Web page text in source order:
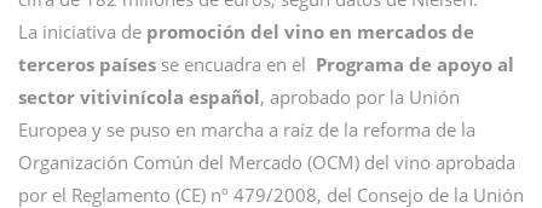
La iniciativa de promoción del vino en mercados de
terceros países se encuadra en el Programa de apoyo al
sector vitivinícola español, aprobado por la Unión
Europea y se puso en marcha a raíz de la reforma de la
Organización Común del Mercado (OCM) del vino aprobada
por el Reglamento (CE) nº 479/2008, del Consejo de la Unión